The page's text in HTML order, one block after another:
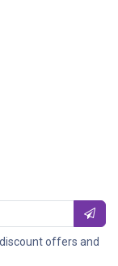
offers and